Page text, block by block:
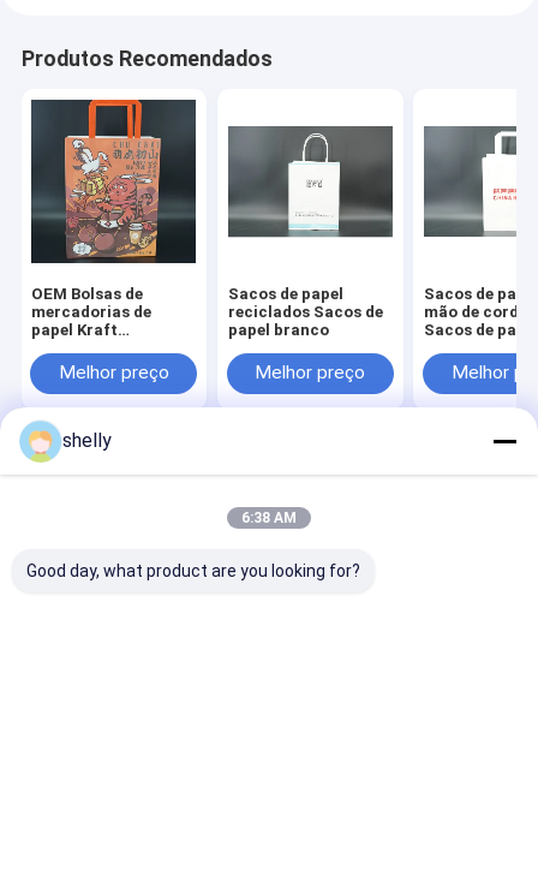
Produtos Recomendados
OEM Bolsas de
mercadorias de
papel Kraft
alças fortes
Melhor preço
Sacos de papel
reciclados Sacos de
papel branco
Melhor preço
Sacos de
mão de corda
Sacos de
Melhor
Site
Conosco
Site
Mapa do Site
Privacy Policy
Reserved.
shelly
6:38 AM
Good day, what product are you looking for?